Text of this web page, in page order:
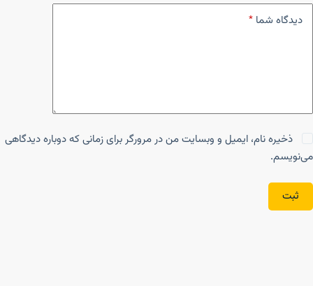
دیدگاه شما *
ذخیره نام، ایمیل و وبسایت من در مرورگر برای زمانی که دوباره دیدگاهی
می‌نویسم.
ثبت